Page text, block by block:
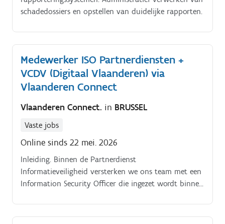
schadedossiers en opstellen van duidelijke rapporten.
Medewerker ISO Partnerdiensten +
VCDV (Digitaal Vlaanderen) via
Vlaanderen Connect
Vlaanderen Connect. in BRUSSEL
Vaste jobs
Online sinds 22 mei. 2026
Inleiding. Binnen de Partnerdienst
Informatieveiligheid versterken we ons team met een
Information Security Officer die ingezet wordt binnen